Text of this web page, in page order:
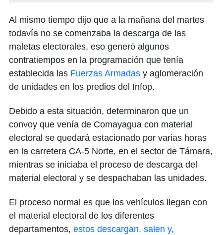
Al mismo tiempo dijo que a la mañana del martes
todavía no se comenzaba la descarga de las
maletas electorales, eso generó algunos
contratiempos en la programación que tenía
establecida las Fuerzas Armadas y aglomeración
de unidades en los predios del Infop.
Debido a esta situación, determinaron que un
convoy que venía de Comayagua con material
electoral se quedará estacionado por varias horas
en la carretera CA-5 Norte, en el sector de Támara,
mientras se iniciaba el proceso de descarga del
material electoral y se despachaban las unidades.
El proceso normal es que los vehículos llegan con
el material electoral de los diferentes
departamentos, estos descargan, salen y,